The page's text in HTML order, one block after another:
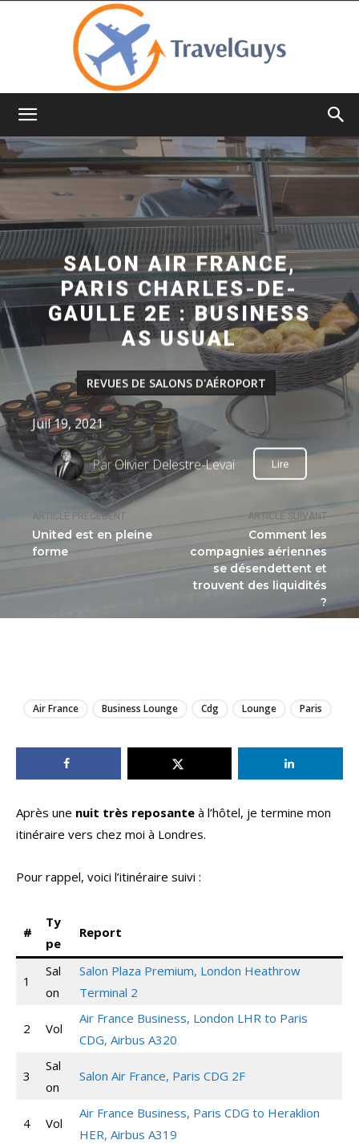
ARTICLE PRÉCÉDENT
United est en pleine
forme
ARTICLE SUIVANT
Comment les
compagnies aériennes
se désendettent et
trouvent des liquidités
?
SALON AIR FRANCE,
PARIS CHARLES-DE-
GAULLE 2E : BUSINESS
AS USUAL
REVUES DE SALONS D'AÉROPORT
Juil 19, 2021
ParOlivier Delestre-Levai Lire
Air France Business Lounge Cdg Lounge Paris
Après une nuit très reposante à l’hôtel, je termine mon
itinéraire vers chez moi à Londres.
Pour rappel, voici l’itinéraire suivi :
#
Ty
pe
Report
1
Sal
on
Salon Plaza Premium, London Heathrow
Terminal 2
2 Vol
Air France Business, London LHR to Paris
CDG, Airbus A320
3
Sal
on
Salon Air France, Paris CDG 2F
4 Vol
Air France Business, Paris CDG to Heraklion
HER, Airbus A319